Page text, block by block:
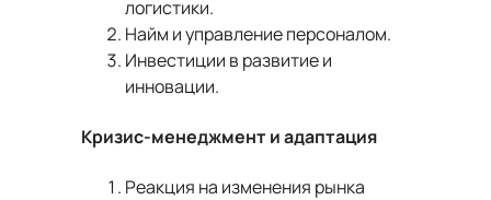
логистики.
Найм и управление персоналом.
Инвестиции в развитие и
инновации.
Кризис-менеджмент и адаптация
Реакция на изменения рынка